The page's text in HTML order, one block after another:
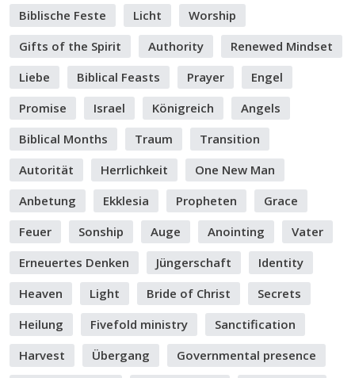
Biblische Feste
Licht
Worship
Gifts of the Spirit
Authority
Renewed Mindset
Liebe
Biblical Feasts Prayer
Engel
Promise
Israel Königreich
Angels
Biblical Months
Traum
Transition
Autorität
Herrlichkeit
One New Man
Anbetung
Ekklesia Propheten
Grace
Feuer
Sonship Auge Anointing
Vater
Erneuertes Denken
Jüngerschaft
Identity
Heaven
Light Bride of Christ
Secrets
Heilung
Fivefold ministry
Sanctification
Harvest
Übergang Governmental presence